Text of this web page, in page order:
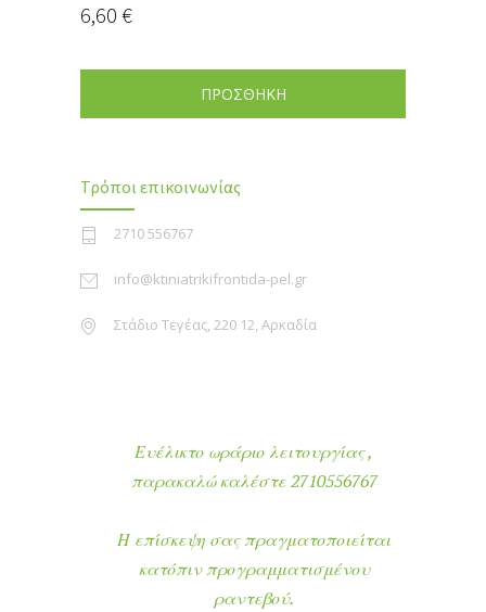
6,60 €
ΠΡΟΣΘΗΚΗ
Τρόποι επικοινωνίας
2710 556767
info@ktiniatrikifrontida-pel.gr
Στάδιο Τεγέας, 220 12, Αρκαδία
Ευέλικτο ωράριο λειτουργίας ,
παρακαλώ καλέστε 2710556767
Η επίσκεψη σας πραγματοποιείται
κατόπιν προγραμματισμένου
ραντεβού.